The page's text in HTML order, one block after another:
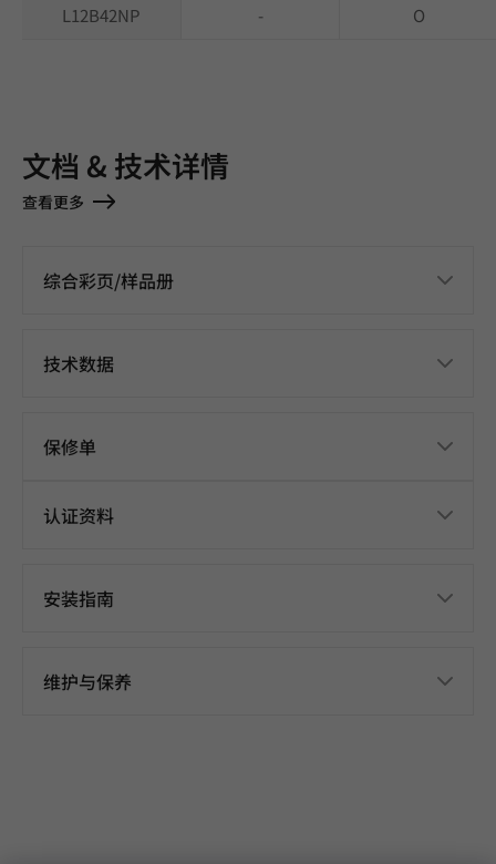
L12B42NP - O
文档 & 技术详情
查看更多
综合彩页/样品册
技术数据
保修单
认证资料
安装指南
维护与保养